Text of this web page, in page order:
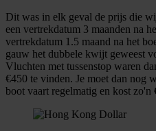
Dit was in elk geval de prijs die
een vertrekdatum 3 maanden na
vertrekdatum 1.5 maand na het
gauw het dubbele kwijt geweest
Vluchten met tussenstop waren
€450 te vinden. Je moet dan nog
boot vaart regelmatig en kost zo'n